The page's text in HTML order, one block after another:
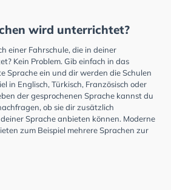
wird unterrichtet?
einer Fahrschule, die in deiner
Kein Problem. Gib einfach in das
Sprache ein und dir werden die Schulen
in Englisch, Türkisch, Französisch oder
der gesprochenen Sprache kannst du
ob sie dir zusätzlich
Sprache anbieten können. Moderne
zum Beispiel mehrere Sprachen zur